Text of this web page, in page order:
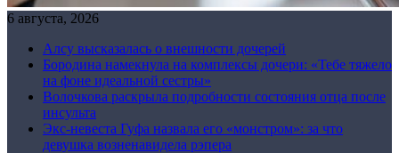
6 августа, 2026
Алсу высказалась о внешности дочерей
Бородина намекнула на комплексы дочери: «Тебе тяжело
на фоне идеальной сестры»
Волочкова раскрыла подробности состояния отца после
инсульта
Экс-невеста Гуфа назвала его «монстром»: за что
девушка возненавидела рэпера